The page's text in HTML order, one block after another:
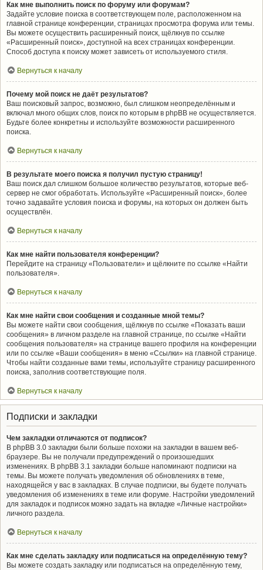
Как мне выполнить поиск по форуму или форумам?
Задайте условие поиска в соответствующем поле, расположенном на
главной странице конференции, страницах просмотра форума или темы.
Вы можете осуществить расширенный поиск, щёлкнув по ссылке
«Расширенный поиск», доступной на всех страницах конференции.
Способ доступа к поиску может зависеть от используемого стиля.
Вернуться к началу
Почему мой поиск не даёт результатов?
Ваш поисковый запрос, возможно, был слишком неопределённым и
включал много общих слов, поиск по которым в phpBB не осуществляется.
Будьте более конкретны и используйте возможности расширенного
поиска.
Вернуться к началу
В результате моего поиска я получил пустую страницу!
Ваш поиск дал слишком большое количество результатов, которые веб-
сервер не смог обработать. Используйте «Расширенный поиск», более
точно задавайте условия поиска и форумы, на которых он должен быть
осуществлён.
Вернуться к началу
Как мне найти пользователя конференции?
Перейдите на страницу «Пользователи» и щёлкните по ссылке «Найти
пользователя».
Вернуться к началу
Как мне найти свои сообщения и созданные мной темы?
Вы можете найти свои сообщения, щёлкнув по ссылке «Показать ваши
сообщения» в личном разделе на главной странице, по ссылке «Найти
сообщения пользователя» на странице вашего профиля на конференции
или по ссылке «Ваши сообщения» в меню «Ссылки» на главной странице.
Чтобы найти созданные вами темы, используйте страницу расширенного
поиска, заполнив соответствующие поля.
Вернуться к началу
Подписки и закладки
Чем закладки отличаются от подписок?
В phpBB 3.0 закладки были больше похожи на закладки в вашем веб-
браузере. Вы не получали предупреждений о произошедших
изменениях. В phpBB 3.1 закладки больше напоминают подписки на
темы. Вы можете получать уведомления об обновлениях в теме,
находящейся у вас в закладках. В случае подписки, вы будете получать
уведомления об изменениях в теме или форуме. Настройки уведомлений
для закладок и подписок можно задать на вкладке «Личные настройки»
личного раздела.
Вернуться к началу
Как мне сделать закладку или подписаться на определённую тему?
Вы можете создать закладку или подписаться на определённую тему,